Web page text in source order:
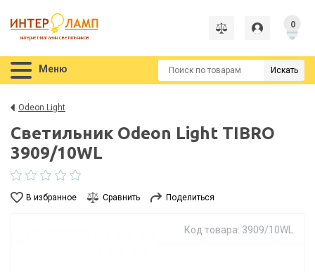
интернет-магазин светильников
0
Меню Искать
Odeon Light
Светильник Odeon Light TIBRO
3909/10WL
В избранное Сравнить Поделиться
Код товара: 3909/10WL